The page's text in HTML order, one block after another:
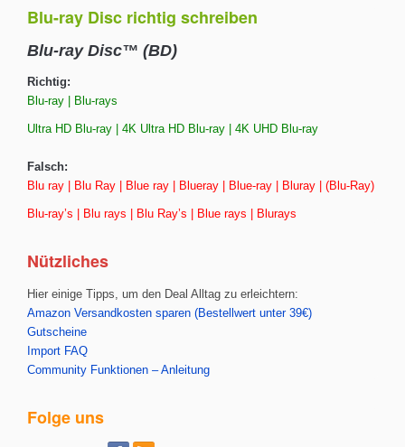
Blu-ray Disc richtig schreiben
Blu-ray Disc™ (BD)
Richtig:
Blu-ray | Blu-rays
Ultra HD Blu-ray | 4K Ultra HD Blu-ray | 4K UHD Blu-ray
Falsch:
Blu ray | Blu Ray | Blue ray | Blueray | Blue-ray | Bluray | (Blu-Ray)
Blu-ray’s | Blu rays | Blu Ray’s | Blue rays | Blurays
Nützliches
Hier einige Tipps, um den Deal Alltag zu erleichtern:
Amazon Versandkosten sparen (Bestellwert unter 39€)
Gutscheine
Import FAQ
Community Funktionen – Anleitung
Folge uns